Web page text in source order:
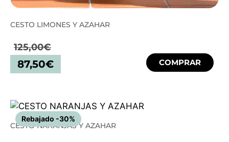
CESTO LIMONES Y AZAHAR
125,00€
87,50€ COMPRAR
Rebajado -30%
CESTO NARANJAS Y AZAHAR